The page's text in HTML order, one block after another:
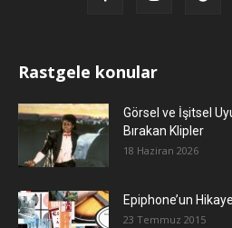
Rastgele konular
Görsel ve İşitsel
Bırakan Klipler
18 Haziran 2026
Epiphone’un
23 Temmuz 2015